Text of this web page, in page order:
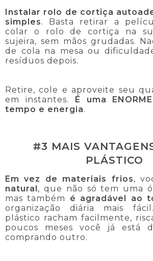
Instalar rolo de cortiça
simples. Basta retirar a
colar o rolo de cortiça na
sujeira, sem mãos grudadas.
de cola na mesa ou
resíduos depois.
Retire, cole e aproveite seu
em instantes. É uma
tempo e energia.
#3 MAIS
PLÁSTICO
Em vez de materiais frios,
natural , que não só tem uma
mas também é agradável ao
organização diária mais
plástico racham facilmente,
poucos meses você já está
comprando outro.